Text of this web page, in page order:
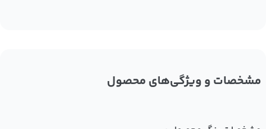
مشخصات و ویژگی‌های محصول